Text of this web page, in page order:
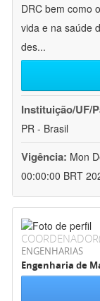
DRC bem como
vida e na saúde
des...
Instituição/UF/
PR - Brasil
Vigência: Mon
00:00:00 BRT
ENGENHARIAS
Engenharia de